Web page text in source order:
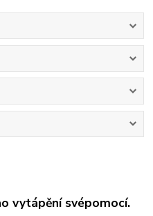
vytápění svépomocí.